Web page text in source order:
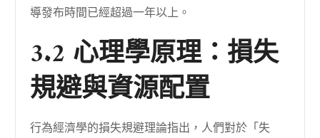
導發布時間已經超過一年以上。
3.2 心理學原理：損失
規避與資源配置
行為經濟學的損失規避理論指出，人們對於「失